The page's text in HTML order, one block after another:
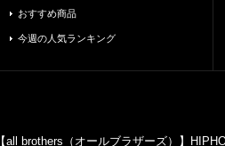
おすすめ商品
今週の人気ランキング
【all brothers（オールブラザーズ）】